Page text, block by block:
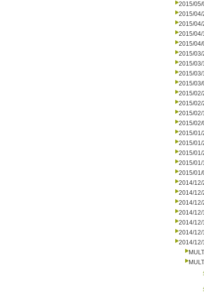
2015/05/
2015/04/
2015/04/
2015/04/
2015/04/
2015/03/
2015/03/
2015/03/
2015/03/
2015/02/
2015/02/
2015/02/
2015/02/
2015/01/
2015/01/
2015/01/
2015/01/
2015/01/
2014/12/
2014/12/
2014/12/
2014/12/
2014/12/
2014/12/
2014/12/